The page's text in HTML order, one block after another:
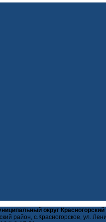
округ
район, с.Красногорское, ул.